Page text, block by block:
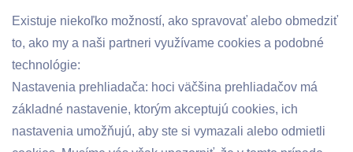
Existuje niekoľko možností, ako spravovať alebo obmedziť
to, ako my a naši partneri využívame cookies a podobné
technológie:
Nastavenia prehliadača: hoci väčšina prehliadačov má
základné nastavenie, ktorým akceptujú cookies, ich
nastavenia umožňujú, aby ste si vymazali alebo odmietli